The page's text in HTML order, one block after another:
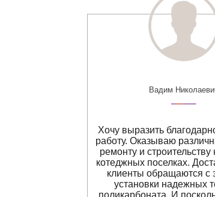
Вадим
Хочу выразить
работу. Оказываю
ремонту и
котеджных поселках.
клиенты обращаются с
установки надежных
поликарбоната. И